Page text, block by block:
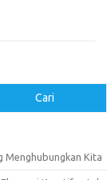
Cari
Menghubungkan Kita